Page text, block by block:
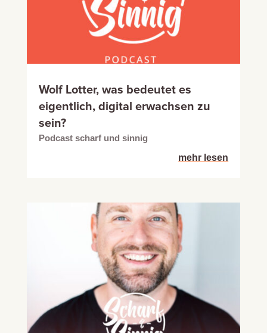
Wolf Lotter, was bedeutet es
eigentlich, digital erwachsen zu
sein?
Podcast scharf und sinnig
mehr lesen